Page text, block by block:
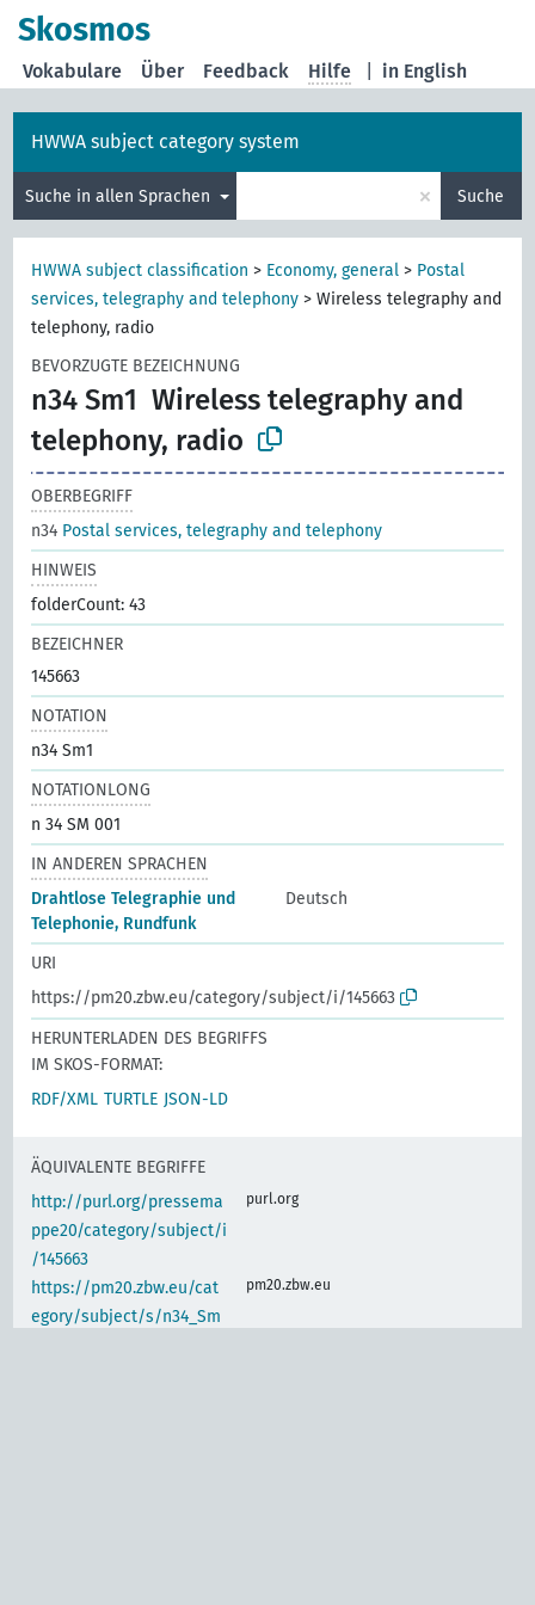
Skosmos
in English
Vokabulare Über Feedback Hilfe
HWWA subject category system
Suche in allen Sprachen × Suche
HWWA subject classification > Economy, general > Postal
services, telegraphy and telephony >Wireless telegraphy and
telephony, radio
BEVORZUGTE BEZEICHNUNG
n34 Sm1 Wireless telegraphy and
telephony, radio
OBERBEGRIFF
n34 Postal services, telegraphy and telephony
HINWEIS
folderCount: 43
BEZEICHNER
145663
NOTATION
n34 Sm1
NOTATIONLONG
n 34 SM 001
IN ANDEREN SPRACHEN
Drahtlose Telegraphie und
Telephonie, Rundfunk
Deutsch
URI
https://pm20.zbw.eu/category/subject/i/145663
HERUNTERLADEN DES BEGRIFFS
IM SKOS-FORMAT:
RDF/XML TURTLE JSON-LD
ÄQUIVALENTE BEGRIFFE
http://purl.org/pressema
ppe20/category/subject/i
/145663
purl.org
https://pm20.zbw.eu/cat
egory/subject/s/n34_Sm
pm20.zbw.eu